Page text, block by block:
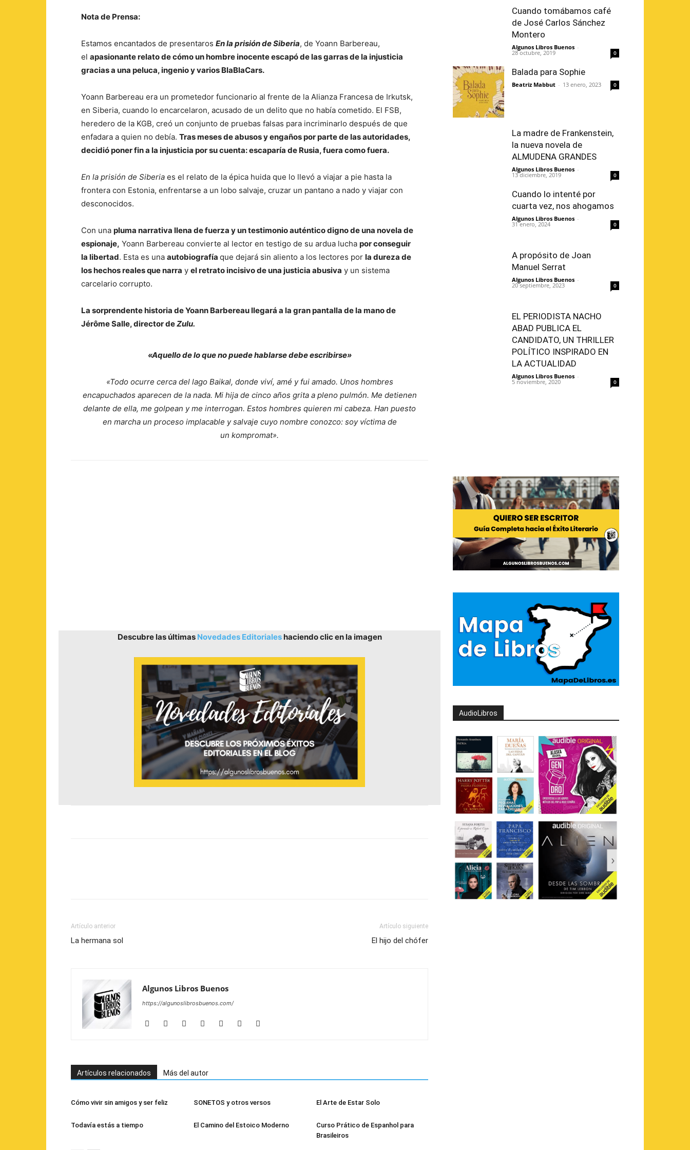
Nota de Prensa:
Estamos encantados de presentaros En la prisión de Siberia, de Yoann Barbereau,
el apasionante relato de cómo un hombre inocente escapó de las garras de la injusticia
gracias a una peluca, ingenio y varios BlaBlaCars.
Yoann Barbereau era un prometedor funcionario al frente de la Alianza Francesa de Irkutsk,
en Siberia, cuando lo encarcelaron, acusado de un delito que no había cometido. El FSB,
heredero de la KGB, creó un conjunto de pruebas falsas para incriminarlo después de que
enfadara a quien no debía. Tras meses de abusos y engaños por parte de las autoridades,
decidió poner fin a la injusticia por su cuenta: escaparía de Rusia, fuera como fuera.
En la prisión de Siberia es el relato de la épica huida que lo llevó a viajar a pie hasta la
frontera con Estonia, enfrentarse a un lobo salvaje, cruzar un pantano a nado y viajar con
desconocidos.
Con una pluma narrativa llena de fuerza y un testimonio auténtico digno de una novela de
espionaje, Yoann Barbereau convierte al lector en testigo de su ardua lucha por conseguir
la libertad. Esta es una autobiografía que dejará sin aliento a los lectores por la dureza de
los hechos reales que narra y el retrato incisivode una justicia abusiva y un sistema
carcelario corrupto.
La sorprendente historia de Yoann Barbereau llegará a la gran pantalla de la mano de
Jérôme Salle, director deZulu.
«Aquello de lo que no puede hablarse debe escribirse»
«Todo ocurre cerca del lago Baikal, donde viví, amé y fui amado. Unos hombres
encapuchados aparecen de la nada. Mi hija de cinco años grita a pleno pulmón. Me detienen
delante de ella, me golpean y me interrogan. Estos hombres quieren mi cabeza. Han puesto
en marcha un proceso implacable y salvaje cuyo nombre conozco: soy víctima de
un kompromat».
Descubre las últimas Novedades Editorialeshaciendo clic en la imagen
Artículo anterior
La hermana sol
Artículo siguiente
El hijo del chófer
Algunos Libros Buenos
https://algunoslibrosbuenos.com/
Artículos relacionados Más del autor
Cómo vivir sin amigos y ser feliz SONETOS y otros versos El Arte de Estar Solo
Todavía estás a tiempo El Camino del Estoico Moderno
Curso Prático de Espanhol para
Brasileiros
Cuando tomábamos café
de José Carlos Sánchez
Montero
Algunos Libros Buenos -
28 octubre, 2019 0
Balada para Sophie
Beatriz Mabbut - 13 enero, 2023 0
La madre de Frankenstein,
la nueva novela de
ALMUDENA GRANDES
Algunos Libros Buenos -
13 diciembre, 2019 0
Cuando lo intenté por
cuarta vez, nos ahogamos
Algunos Libros Buenos -
31 enero, 2024 0
A propósito de Joan
Manuel Serrat
Algunos Libros Buenos -
20 septiembre, 2023 0
EL PERIODISTA NACHO
ABAD PUBLICA EL
CANDIDATO, UN THRILLER
POLÍTICO INSPIRADO EN
LA ACTUALIDAD
Algunos Libros Buenos -
5 noviembre, 2020 0
AudioLibros